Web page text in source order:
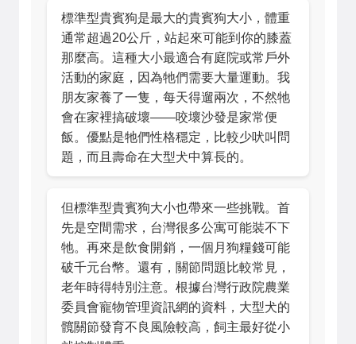
標準型貴賓狗是最大的貴賓狗大小，體重
通常超過20公斤，站起來可能到你的膝蓋
那麼高。這種大小最適合有庭院或常戶外
活動的家庭，因為牠們需要大量運動。我
朋友家養了一隻，每天得遛兩次，不然牠
會在家裡搞破壞——咬壞沙發是家常便
飯。優點是牠們性格穩定，比較少吠叫問
題，而且壽命在大型犬中算長的。
但標準型貴賓狗大小也帶來一些挑戰。首
先是空間需求，台灣很多公寓可能裝不下
牠。再來是飲食開銷，一個月狗糧錢可能
破千元台幣。還有，關節問題比較常見，
老年時得特別注意。根據台灣行政院農業
委員會寵物管理資訊網的資料，大型犬的
髖關節發育不良風險較高，飼主最好從小